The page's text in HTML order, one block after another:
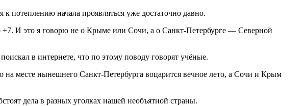
потеплению начала проявляться уже достаточно давно.
И это я говорю не о Крыме или Сочи, а о Санкт-Петербурге — Северной
в интернете, что по этому поводу говорят учёные.
месте нынешнего Санкт-Петербурга воцарится вечное лето, а Сочи и Крым
дела в разных уголках нашей необъятной страны.